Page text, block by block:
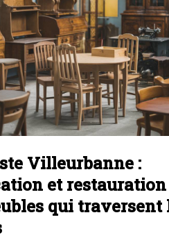
Villeurbanne :
et restauration
qui traversent